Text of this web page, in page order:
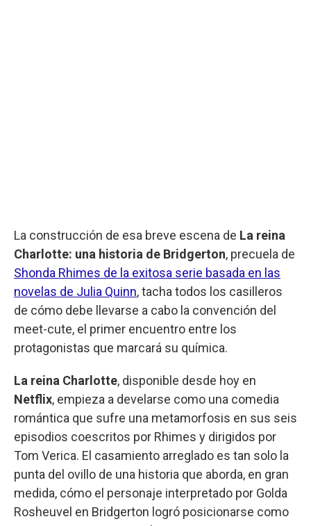
La construcción de esa breve escena de La reina
Charlotte: una historia de Bridgerton, precuela de
Shonda Rhimes de la exitosa serie basada en las
novelas de Julia Quinn, tacha todos los casilleros
de cómo debe llevarse a cabo la convención del
meet-cute, el primer encuentro entre los
protagonistas que marcará su química.
La reina Charlotte, disponible desde hoy en
Netflix, empieza a develarse como una comedia
romántica que sufre una metamorfosis en sus seis
episodios coescritos por Rhimes y dirigidos por
Tom Verica. El casamiento arreglado es tan solo la
punta del ovillo de una historia que aborda, en gran
medida, cómo el personaje interpretado por Golda
Rosheuvel en Bridgerton logró posicionarse como